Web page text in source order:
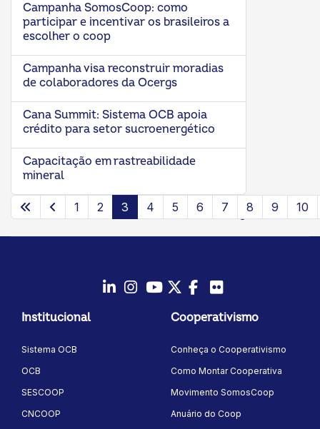
Campanha SomosCoop: como
participar e incentivar os brasileiros a
escolher o coop
Campanha visa reconstruir moradias
de colaboradores da Ocergs
Cana Summit: Sistema OCB apoia
crédito para setor sucroenergético
Capacitação em rastreabilidade
mineral
Página 3 de 24
1 2 3 4 5 6 7 8 9 10
Instagram
YoutubeTwitter/X
Facebook
Institucional
Sistema OCB
OCB
SESCOOP
CNCOOP
Cooperativismo
Conheça o Cooperativismo
Como Montar Cooperativa
Movimento SomosCoop
Anuário do Coop